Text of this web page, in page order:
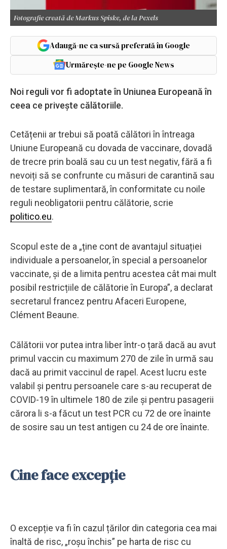
Fotografie creată de Markus Spiske, de la Pexels
Adaugă-ne ca sursă preferată în Google
Urmărește-ne pe Google News
Noi reguli vor fi adoptate în Uniunea Europeană în
ceea ce privește călătoriile.
Cetățenii ar trebui să poată călători în întreaga
Uniune Europeană cu dovada de vaccinare, dovadă
de trecre prin boală sau cu un test negativ, fără a fi
nevoiți să se confrunte cu măsuri de carantină sau
de testare suplimentară, în conformitate cu noile
reguli neobligatorii pentru călătorie, scrie
politico.eu.
Scopul este de a „ține cont de avantajul situației
individuale a persoanelor, în special a persoanelor
vaccinate, și de a limita pentru acestea cât mai mult
posibil restricțiile de călătorie în Europa”, a declarat
secretarul francez pentru Afaceri Europene,
Clément Beaune.
Călătorii vor putea intra liber într-o țară dacă au avut
primul vaccin cu maximum 270 de zile în urmă sau
dacă au primit vaccinul de rapel. Acest lucru este
valabil și pentru persoanele care s-au recuperat de
COVID-19 în ultimele 180 de zile și pentru pasagerii
cărora li s-a făcut un test PCR cu 72 de ore înainte
de sosire sau un test antigen cu 24 de ore înainte.
Cine face excepție
O excepție va fi în cazul țărilor din categoria cea mai
înaltă de risc, „roșu închis” pe harta de risc cu